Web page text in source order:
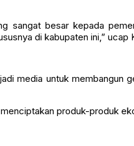
sangat besar kepada
di kabupaten ini,” ucap
media untuk membangun
produk-produk